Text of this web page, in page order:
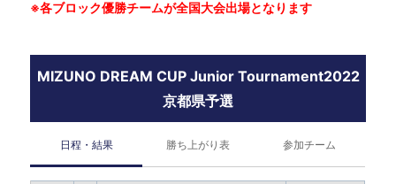
※各ブロック優勝チームが全国大会出場となります
MIZUNO DREAM CUP Junior Tournament2022
京都県予選
日程・結果 勝ち上がり表 参加チーム